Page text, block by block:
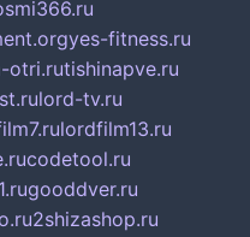
smi366.ru
yes-fitness.ru
otri.rutishinapve.ru
lord-tv.ru
lordfilm13.ru
codetool.ru
gooddver.ru
2shizashop.ru